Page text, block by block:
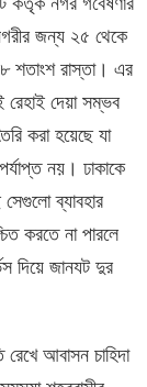
জন্য ২৫ থেকে
শতাংশ রাস্তা। এর
রেহাই দেয়া সম্ভব
করা হয়েছে যা
নয়। ঢাকাকে
ব্যাবহার
করতে না পারলে
দিয়ে জানযট দুর
রেখে আবাসন চাহিদা